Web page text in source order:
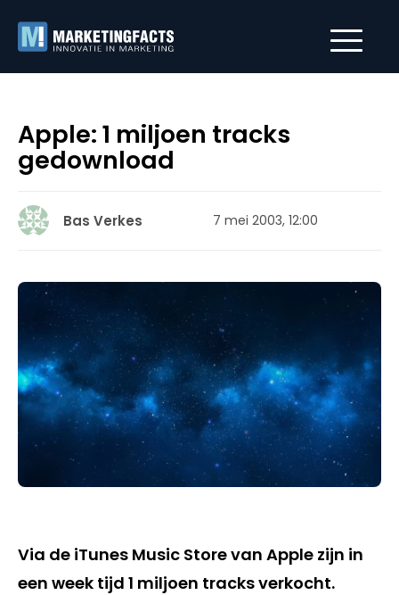
Apple: 1 miljoen tracks
gedownload
Bas Verkes 7 mei 2003, 12:00
Via de iTunes Music Store van Apple zijn in
een week tijd 1 miljoen tracks verkocht.